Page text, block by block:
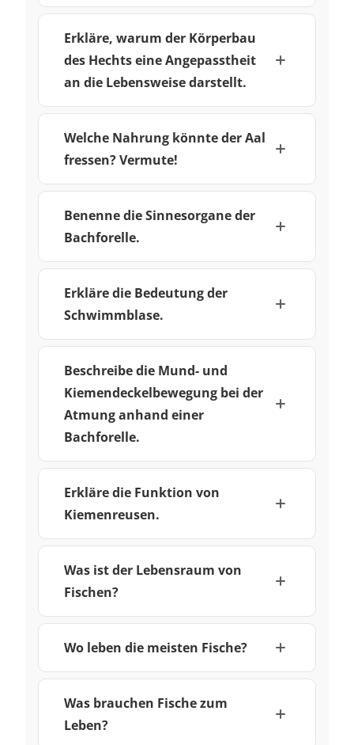
Erkläre, warum der Körperbau
des Hechts eine Angepasstheit
an die Lebensweise darstellt.
Welche Nahrung könnte der Aal
fressen? Vermute!
Benenne die Sinnesorgane der
Bachforelle.
Erkläre die Bedeutung der
Schwimmblase.
Beschreibe die Mund- und
Kiemendeckelbewegung bei der
Atmung anhand einer
Bachforelle.
Erkläre die Funktion von
Kiemenreusen.
Was ist der Lebensraum von
Fischen?
Wo leben die meisten Fische?
Was brauchen Fische zum
Leben?